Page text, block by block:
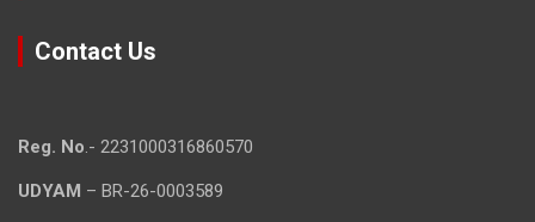
Contact Us
Reg. No.- 2231000316860570
UDYAM – BR-26-0003589